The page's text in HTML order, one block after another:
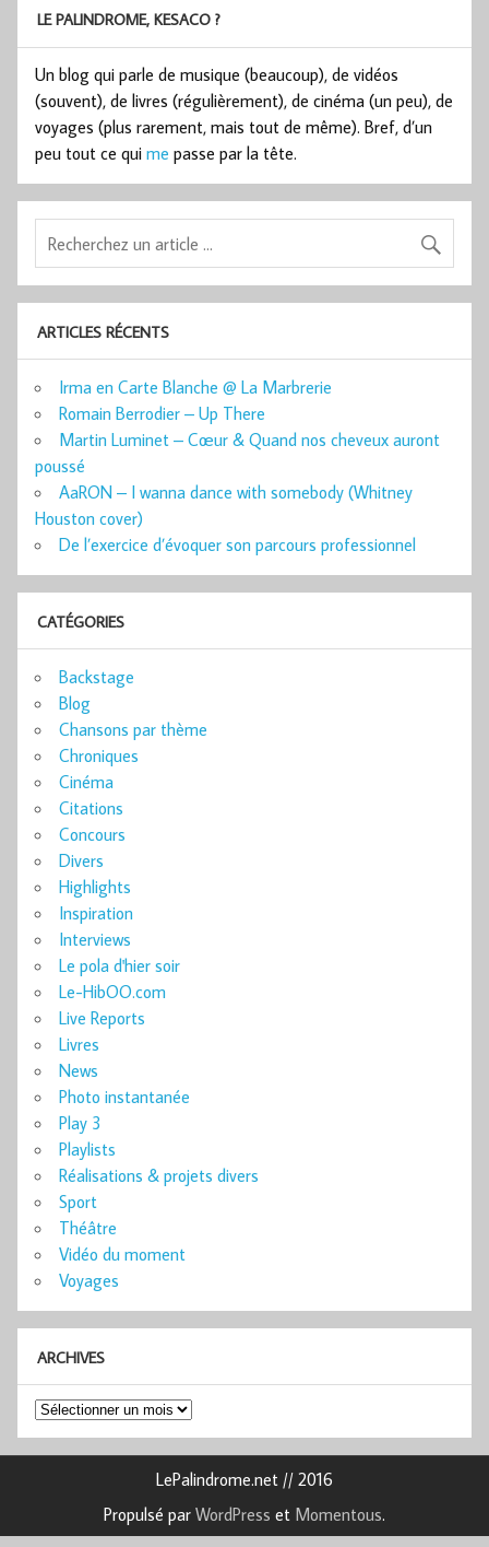
LE PALINDROME, KESACO ?
Un blog qui parle de musique (beaucoup), de vidéos
(souvent), de livres (régulièrement), de cinéma (un peu), de
voyages (plus rarement, mais tout de même). Bref, d’un
peu tout ce qui me passe par la tête.
ARTICLES RÉCENTS
Irma en Carte Blanche @ La Marbrerie
Romain Berrodier – Up There
Martin Luminet – Cœur & Quand nos cheveux auront
poussé
AaRON – I wanna dance with somebody (Whitney
Houston cover)
De l’exercice d’évoquer son parcours professionnel
CATÉGORIES
Backstage
Blog
Chansons par thème
Chroniques
Cinéma
Citations
Concours
Divers
Highlights
Inspiration
Interviews
Le pola d'hier soir
Le-HibOO.com
Live Reports
Livres
News
Photo instantanée
Play 3
Playlists
Réalisations & projets divers
Sport
Théâtre
Vidéo du moment
Voyages
ARCHIVES
Archives
LePalindrome.net // 2016
Propulsé par WordPress et Momentous.